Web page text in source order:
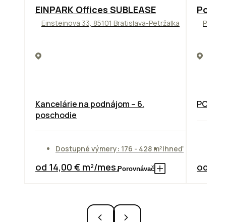
TOP ODPORÚČAME
EINPARK Offices SUBLEASE
Einsteinova 33, 85101 Bratislava-Petržalka
Kancelárie na podnájom – 6.
poschodie
Dostupné výmery: 176 - 428 m²Ihneď
od 14,00 € m²/mes.Porovnávač od